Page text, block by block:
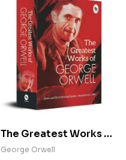
The Greatest Works of
George Orwell
George Orwell